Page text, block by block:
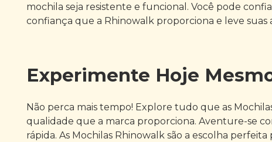
mochila seja resistente e funcional. Você pode
confiança que a Rhinowalk proporciona e leve suas
Experimente Hoje
Não perca mais tempo! Explore tudo que as
qualidade que a marca proporciona. Aventure-se
rápida. As Mochilas Rhinowalk são a escolha